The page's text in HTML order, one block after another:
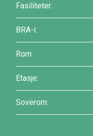
Fasiliteter:
BRA-i:
Rom:
Etasje:
Soverom: